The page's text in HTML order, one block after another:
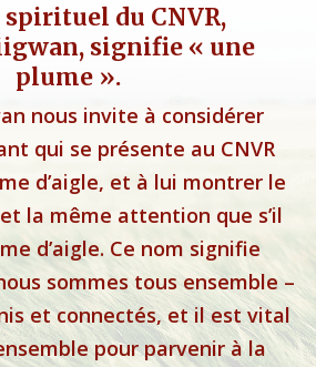
du CNVR,
signifie « une
plume ».
nous invite à considérer
qui se présente au CNVR
d’aigle, et à lui montrer le
la même attention que s’il
d’aigle. Ce nom signifie
sommes tous ensemble –
et connectés, et il est vital
pour parvenir à la